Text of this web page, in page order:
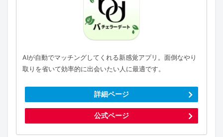
AIが自動でマッチングしてくれる新感覚アプリ。面倒なやり
取りを省いて効率的に出会いたい人に最適です。
詳細ページ
公式ページ